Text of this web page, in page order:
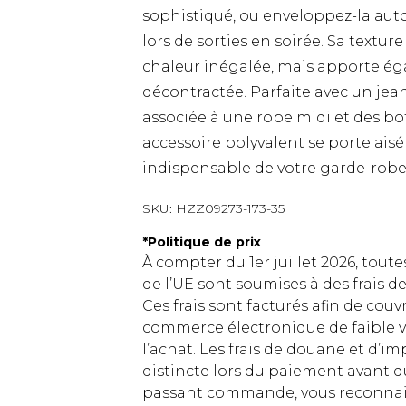
sophistiqué, ou enveloppez-la
lors de sorties en soirée. Sa
chaleur inégalée, mais apporte
décontractée. Parfaite avec un
associée à une robe midi et des
accessoire polyvalent se porte
indispensable de votre garde-robe
SKU: HZZ09273-173-35
*Politique de prix
À compter du 1er juillet 2026,
de l’UE sont soumises à des frais
Ces frais sont facturés afin de
commerce électronique de faible
l’achat. Les frais de douane et
distincte lors du paiement avant
passant commande, vous